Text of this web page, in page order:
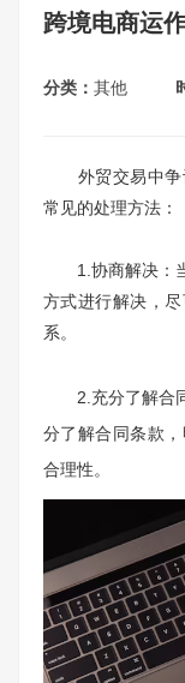
跨境电商运
分类： 其他
外贸交易中争
常见的处理方法：
1.协商解决：当
方式进行解决，
系。
2.充分了解合同
分了解合同条款
合理性。